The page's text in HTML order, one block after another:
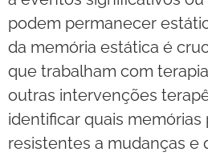
podem permanecer
da memória estática é
que trabalham com
outras intervenções
identificar quais memórias
resistentes a mudanças e